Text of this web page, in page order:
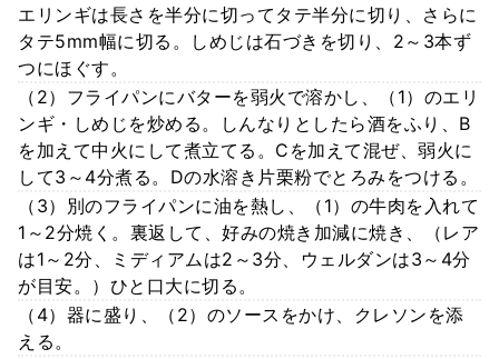
エリンギは長さを半分に切ってタテ半分に切り、さらに
タテ5mm幅に切る。しめじは石づきを切り、2～3本ず
つにほぐす。
（2）フライパンにバターを弱火で溶かし、（1）のエリ
ンギ・しめじを炒める。しんなりとしたら酒をふり、B
を加えて中火にして煮立てる。Cを加えて混ぜ、弱火に
して3～4分煮る。Dの水溶き片栗粉でとろみをつける。
（3）別のフライパンに油を熱し、（1）の牛肉を入れて
1～2分焼く。裏返して、好みの焼き加減に焼き、（レア
は1～2分、ミディアムは2～3分、ウェルダンは3～4分
が目安。）ひと口大に切る。
（4）器に盛り、（2）のソースをかけ、クレソンを添
える。